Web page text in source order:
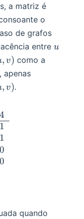
a matriz é
o
de grafos
entre u
u
, v) como a
apenas
, v).
| r r r r}
4
1
1
0
0
quando